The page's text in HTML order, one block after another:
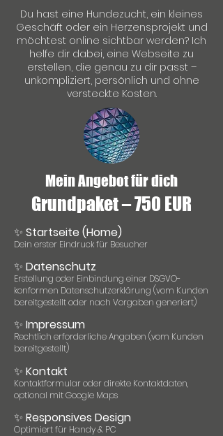
Du hast eine Hundezucht, ein kleines
Geschäft oder ein Herzensprojekt und
möchtest online sichtbar werden? Ich
helfe dir dabei, eine Webseite zu
erstellen, die genau zu dir passt –
unkompliziert, persönlich und ohne
versteckte Kosten.
Mein Angebot für dich
Grundpaket – 750 EUR
✨ Startseite (Home)
Dein erster Eindruck für Besucher
✨ Datenschutz
Erstellung oder Einbindung einer DSGVO-
konformen Datenschutzerklärung (vom Kunden
bereitgestellt oder nach Vorgaben generiert)
✨ Impressum
Rechtlich erforderliche Angaben (vom Kunden
bereitgestellt)
✨ Kontakt
Kontaktformular oder direkte Kontaktdaten,
optional mit Google Maps
✨ Responsives Design
Optimiert für Handy & PC